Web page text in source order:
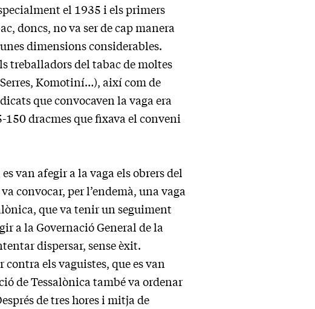
el 1935 i els primers
doncs, no va ser de cap manera
dimensions considerables.
treballadors del tabac de moltes
Komotiní…), així com de
que convocaven la vaga era
150 dracmes que fixava el conveni
van afegir a la vaga els obrers del
convocar, per l’endemà, una vaga
que va tenir un seguiment
a la Governació General de la
dispersar, sense èxit.
els vaguistes, que es van
de Tessalònica també va ordenar
de tres hores i mitja de